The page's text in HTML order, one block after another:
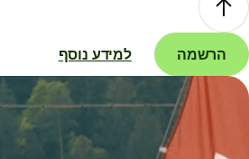
הרשמה למידע נוסף